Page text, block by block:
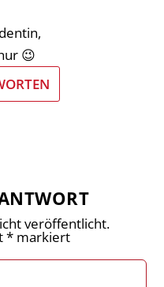
😉
veröffentlicht.
* markiert